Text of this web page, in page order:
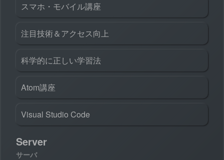
スマホ・モバイル講座
注目技術＆アクセス向上
科学的に正しい学習法
Atom講座
Visual Studio Code
Server
サーバ